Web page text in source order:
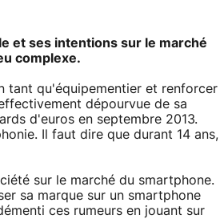
et ses intentions sur le marché
complexe.
tant qu'équipementier et renforcer
dépourvue de sa
d'euros en septembre 2013.
Il faut dire que durant 14 ans,
sur le marché du smartphone.
sa marque sur un smartphone
ces rumeurs en jouant sur